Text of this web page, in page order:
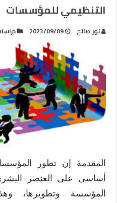
التنظيمي للمؤسسات
نور صالح 2023/09/09
المقدمة إن تطور
أساسي على العنصر
المؤسسة وتطويرها،